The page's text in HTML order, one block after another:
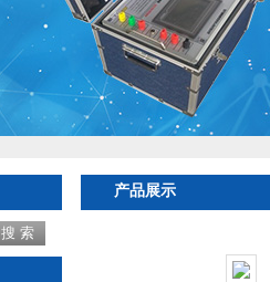
产品展示